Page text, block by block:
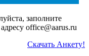
заполните
office@aarus.ru
Скачать Анкету!